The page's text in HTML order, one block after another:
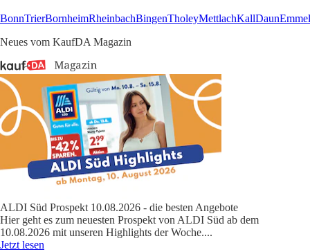
BonnTrierBornheimRheinbachBingenTholeyMettlachKallDaun
Neues vom KaufDA Magazin
ALDI Süd Prospekt 10.08.2026 - die besten Angebote
Hier geht es zum neuesten Prospekt von ALDI Süd ab dem
10.08.2026 mit unseren Highlights der Woche....
Jetzt lesen